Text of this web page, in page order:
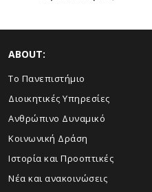
ABOUT:
Το Πανεπιστήμιο
Διοικητικές Υπηρεσίες
Ανθρώπινο Δυναμικό
Κοινωνική Δράση
Ιστορία και Προοπτικές
Νέα και ανακοινώσεις